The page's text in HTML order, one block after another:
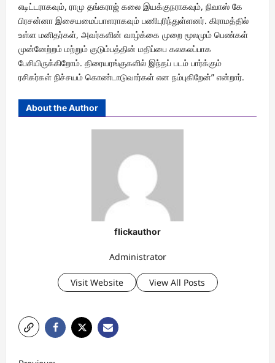
எடிட்டராகவும், ராமு தங்கராஜ் கலை இயக்குநராகவும், நிவாஸ் கே
பிரசன்னா இசையமைப்பாளராகவும் பணிபுரிந்துள்ளனர். கிராமத்தில்
உள்ள மனிதர்கள், அவர்களின் வாழ்க்கை முறை மூலமும் பெண்கள்
முன்னேற்றம் மற்றும் குடும்பத்தின் மதிப்பை கலகலப்பாக
பேசியிருக்கிறோம். திரையரங்குகளில் இந்தப் படம் பார்க்கும்
ரசிகர்கள் நிச்சயம் கொண்டாடுவார்கள் என நம்புகிறேன்” என்றார்.
About the Author
flickauthor
Administrator
Visit Website View All Posts